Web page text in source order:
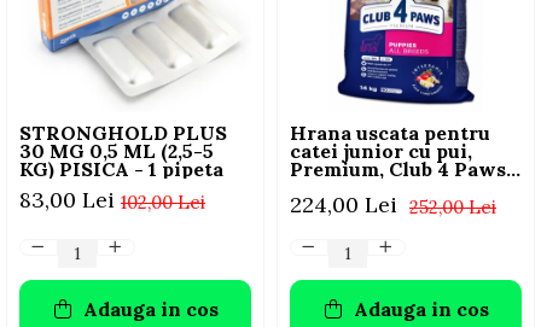
STRONGHOLD PLUS
30 MG 0,5 ML (2,5-5
KG) PISICA - 1 pipeta
102,00 Lei
83,00 Lei
Adauga in cos
Hrana uscata pentru
catei junior cu pui,
Premium, Club 4 Paws,
252,00 Lei
224,00 Lei
Adauga in cos